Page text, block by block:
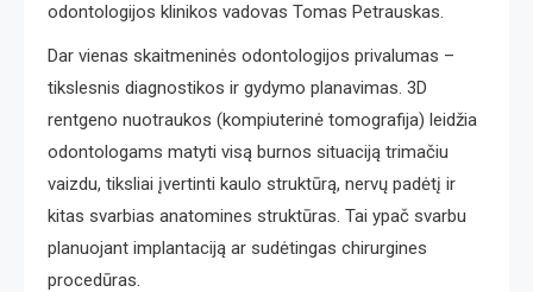
odontologijos klinikos vadovas Tomas Petrauskas.
Dar vienas skaitmeninės odontologijos privalumas –
tikslesnis diagnostikos ir gydymo planavimas. 3D
rentgeno nuotraukos (kompiuterinė tomografija) leidžia
odontologams matyti visą burnos situaciją trimačiu
vaizdu, tiksliai įvertinti kaulo struktūrą, nervų padėtį ir
kitas svarbias anatomines struktūras. Tai ypač svarbu
planuojant implantaciją ar sudėtingas chirurgines
procedūras.